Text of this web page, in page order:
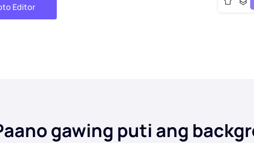
Editor
gawing puti ang